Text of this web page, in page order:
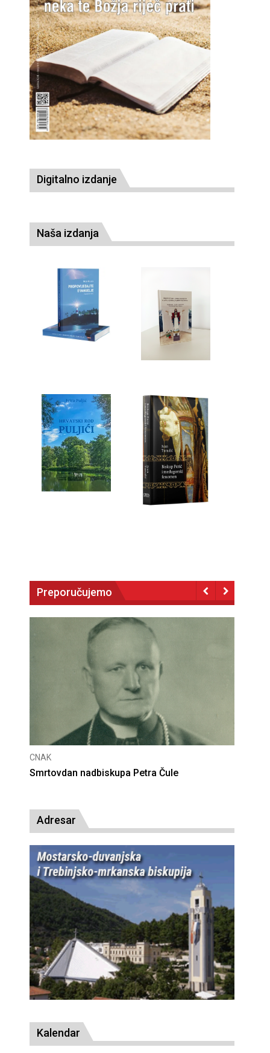
Digitalno izdanje
Naša izdanja
Preporučujemo
CNAK
Deseta obljetnica poništenja komunističke
Adresar
Kalendar